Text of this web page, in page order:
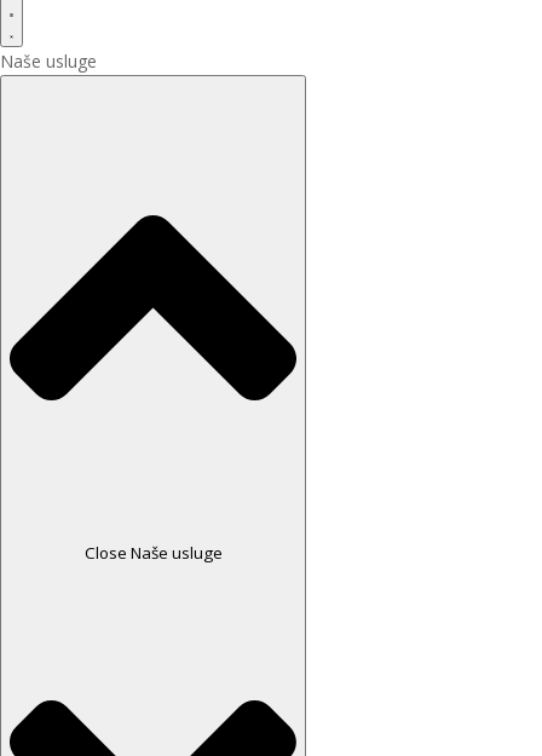
Naše usluge
Close Naše usluge